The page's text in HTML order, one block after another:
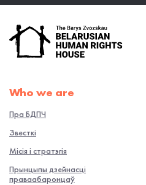
Who we are
Пра БДПЧ
Звесткі
Місія і стратэгія
Прынцыпы дзейнасці
праваабаронцаў